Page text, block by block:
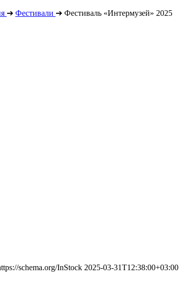
➔ Фестивали ➔ Фестиваль «Интермузей» 2025
schema.org/InStock 2025-03-31T12:38:00+03:00